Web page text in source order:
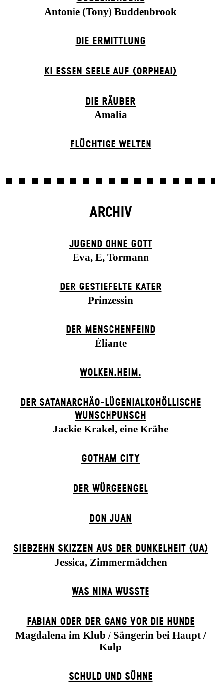
Antonie (Tony) Buddenbrook
DIE ERMITTLUNG
KI ESSEN SEELE AUF (ORPHEAI)
DIE RÄUBER
Amalia
FLÜCHTIGE WELTEN
ARCHIV
JUGEND OHNE GOTT
Eva, E, Tormann
DER GESTIEFELTE KATER
Prinzessin
DER MENSCHENFEIND
Éliante
WOLKEN.HEIM.
DER SATANARCHÄO-LÜGENIALKOHÖLLISCHE
WUNSCHPUNSCH
Jackie Krakel, eine Krähe
GOTHAM CITY
DER WÜR­GE­ENG­EL
DON JUAN
SIEBZEHN SKIZZEN AUS DER DUNKELHEIT (UA)
Jessica, Zimmermädchen
WAS NINA WUSSTE
FABIAN ODER DER GANG VOR DIE HUNDE
Magdalena im Klub / Sängerin bei Haupt /
Kulp
SCHULD UND SÜHNE